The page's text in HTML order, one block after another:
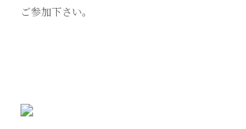
ご参加下さい。